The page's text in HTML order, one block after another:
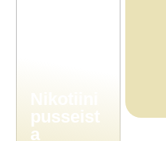
pusseist
a